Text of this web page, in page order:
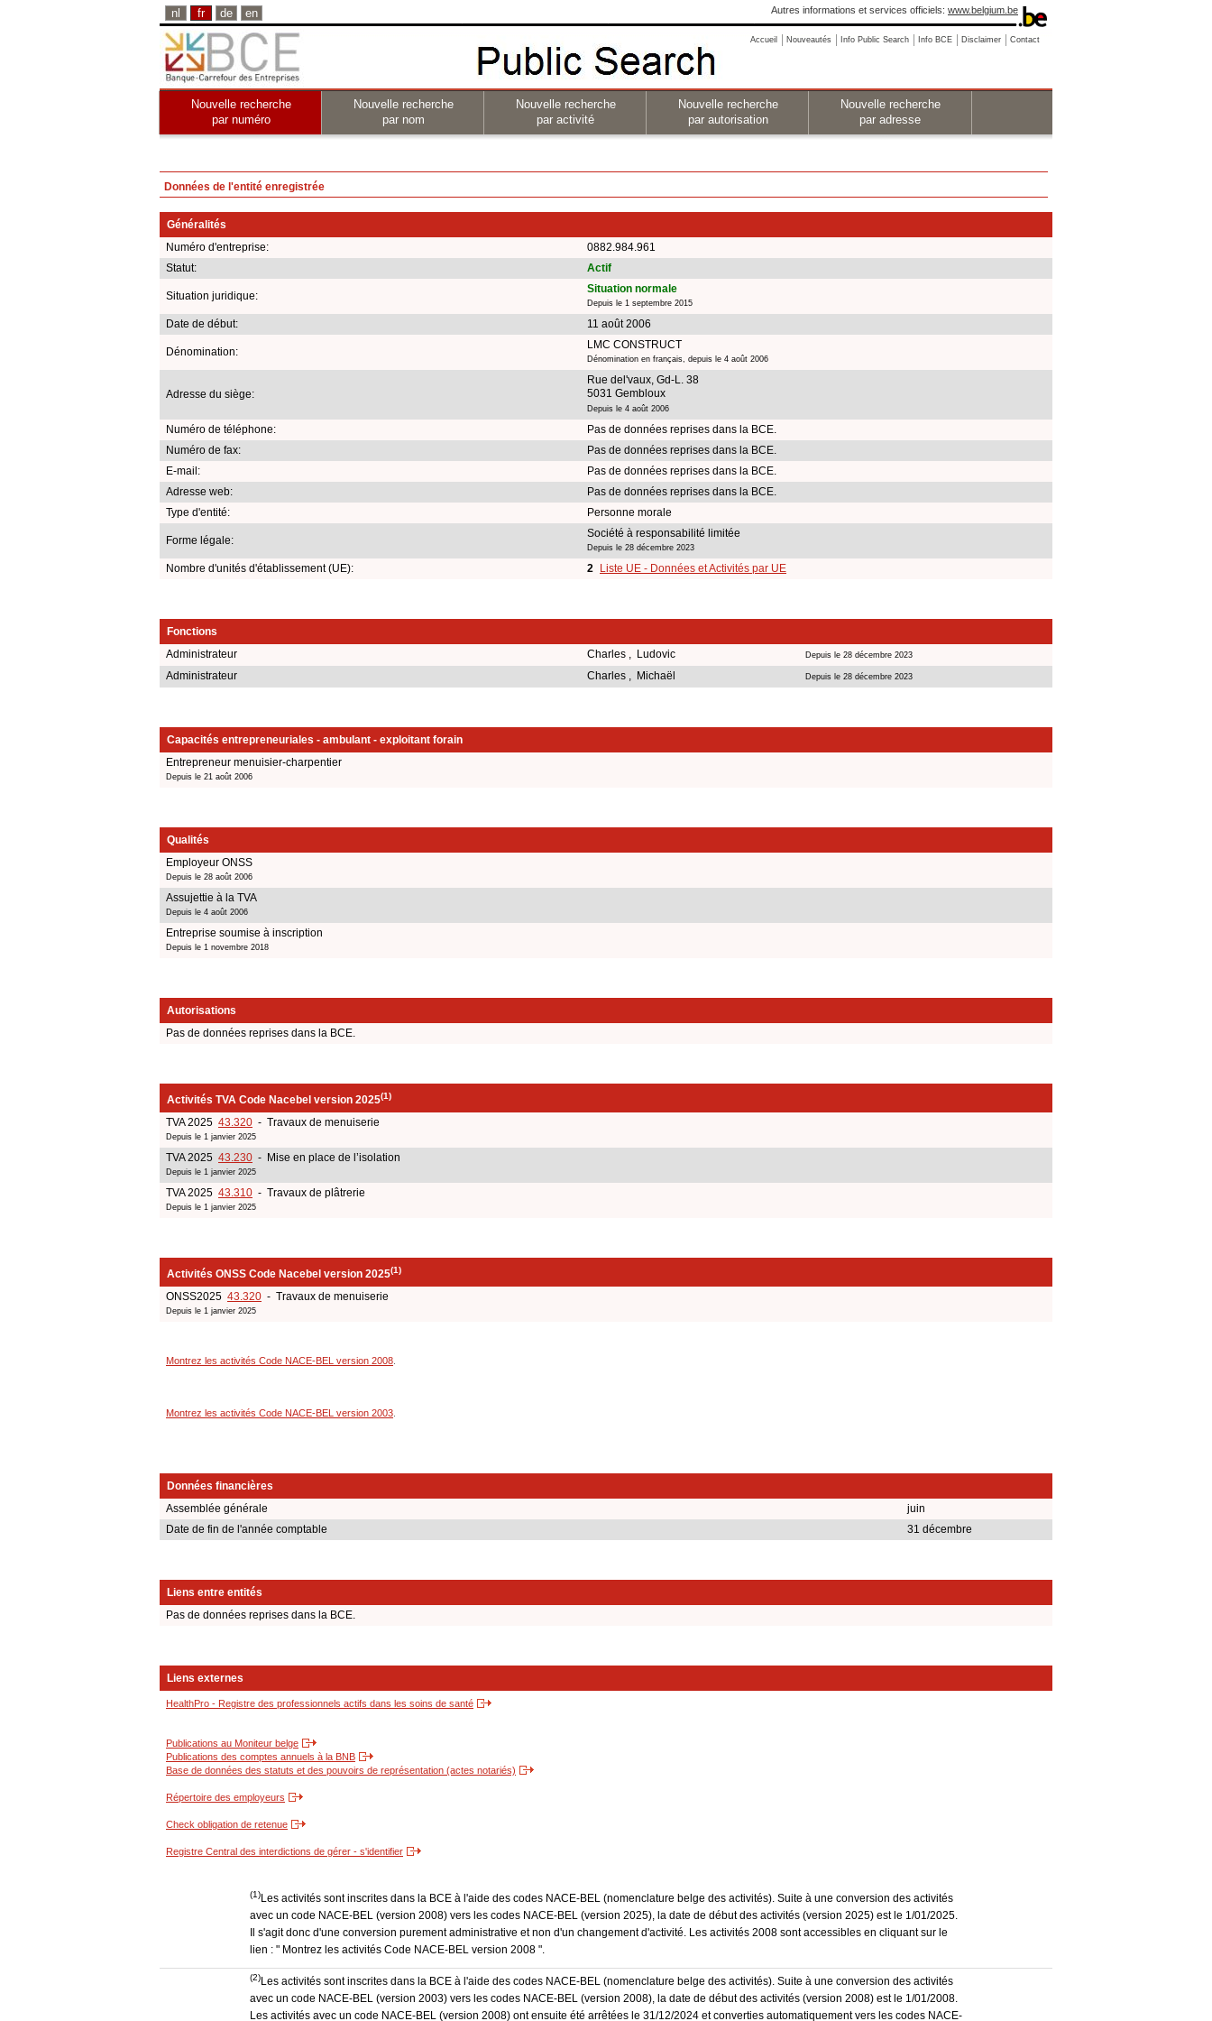
nl fr de en Autres informations et services officiels: www.belgium.be
Accueil Nouveautés Info Public Search Info BCE Disclaimer Contact
Nouvelle recherche
par numéro
Nouvelle recherche
par nom
Nouvelle recherche
par activité
Nouvelle recherche
par autorisation
Nouvelle recherche
par adresse
Données de l'entité enregistrée
Généralités
Numéro d'entreprise:
0882.984.961
Statut:
Actif
Situation juridique:
Situation normale
Depuis le 1 septembre 2015
Date de début: 11 août 2006
Dénomination:
LMC CONSTRUCT
Dénomination en français, depuis le 4 août 2006
Adresse du siège:
Rue del'vaux, Gd-L. 38
5031 Gembloux
Depuis le 4 août 2006
Numéro de téléphone:
Pas de données reprises dans la BCE.
Numéro de fax:
Pas de données reprises dans la BCE.
E-mail:
Pas de données reprises dans la BCE.
Adresse web:
Pas de données reprises dans la BCE.
Type d'entité:
Personne morale
Forme légale:
Société à responsabilité limitée
Depuis le 28 décembre 2023
Nombre d'unités d'établissement (UE): 2 Liste UE - Données et Activités par UE
Fonctions
Administrateur
Charles , Ludovic Depuis le 28 décembre 2023
Administrateur Charles , Michaël Depuis le 28 décembre 2023
Capacités entrepreneuriales - ambulant - exploitant forain
Entrepreneur menuisier-charpentier
Depuis le 21 août 2006
Qualités
Employeur ONSS
Depuis le 28 août 2006
Assujettie à la TVA
Depuis le 4 août 2006
Entreprise soumise à inscription
Depuis le 1 novembre 2018
Autorisations
Pas de données reprises dans la BCE.
Activités TVA Code Nacebel version 2025(1)
TVA 2025 43.320 - Travaux de menuiserie
Depuis le 1 janvier 2025
TVA 2025 43.230 - Mise en place de l’isolation
Depuis le 1 janvier 2025
TVA 2025 43.310 - Travaux de plâtrerie
Depuis le 1 janvier 2025
Activités ONSS Code Nacebel version 2025(1)
ONSS2025 43.320 - Travaux de menuiserie
Depuis le 1 janvier 2025
Montrez les activités Code NACE-BEL version 2008
Montrez les activités Code NACE-BEL version 2003
Données financières
Assemblée générale
juin
Date de fin de l'année comptable
31 décembre
Liens entre entités
Pas de données reprises dans la BCE.
Liens externes
HealthPro - Registre des professionnels actifs dans les soins de santé
Publications au Moniteur belge
Publications des comptes annuels à la BNB
Base de données des statuts et des pouvoirs de représentation (actes notariés)
Répertoire des employeurs
Check obligation de retenue
Registre Central des interdictions de gérer - s'identifier
(1)Les activités sont inscrites dans la BCE à l'aide des codes NACE-BEL (nomenclature belge des activités). Suite à une conversion des activités
avec un code NACE-BEL (version 2008) vers les codes NACE-BEL (version 2025), la date de début des activités (version 2025) est le 1/01/2025.
Il s'agit donc d'une conversion purement administrative et non d'un changement d'activité. Les activités 2008 sont accessibles en cliquant sur le
lien : " Montrez les activités Code NACE-BEL version 2008 ".
(2)Les activités sont inscrites dans la BCE à l'aide des codes NACE-BEL (nomenclature belge des activités). Suite à une conversion des activités
avec un code NACE-BEL (version 2003) vers les codes NACE-BEL (version 2008), la date de début des activités (version 2008) est le 1/01/2008.
Les activités avec un code NACE-BEL (version 2008) ont ensuite été arrêtées le 31/12/2024 et converties automatiquement vers les codes NACE-